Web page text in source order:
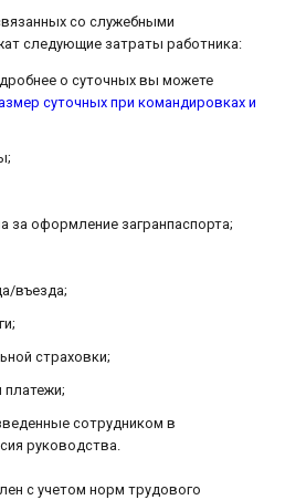
со служебными
следующие затраты работника:
о суточных вы можете
суточных при командировках и
за оформление загранпаспорта;
въезда;
страховки;
сотрудником в
руководства.
с учетом норм трудового